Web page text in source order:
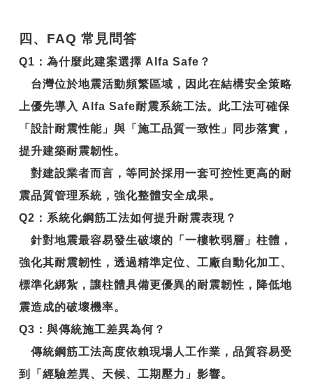
四、FAQ 常見問答
Q1 ： 為什麼此建案選擇 Alfa Safe？
台灣位於地震活動頻繁區域，因此在結構安全策略
上優先導入 Alfa Safe耐震系統工法。此工法可確保
「設計耐震性能」與「施工品質一致性」同步落實，
提升建築耐震韌性。
對建設業者而言，等同於採用一套可控性更高的耐
震品質管理系統，強化整體安全成果。
Q2 ：系統化鋼筋工法如何提升耐震表現？
針對地震最容易發生破壞的「一樓軟弱層」柱體，
強化其耐震韌性，透過精準定位、工廠自動化加工、
標準化綁紮，讓柱體具備更優異的耐震韌性 ，降低地
震造成的破壞機率。
Q3 ：與傳統施工差異為何？
傳統鋼筋工法高度依賴現場人工作業，品質容易受
到「經驗差異、天候、工期壓力」影響。